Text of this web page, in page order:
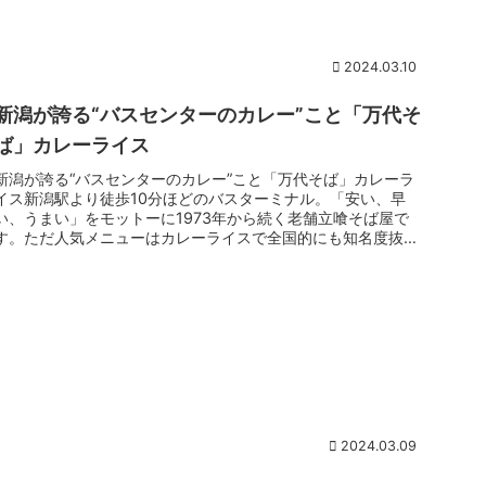
2024.03.10
潟が誇る“バスセンターのカレー”こと「万代そ
」カレーライス
潟が誇る“バスセンターのカレー”こと「万代そば」カレーラ
ス新潟駅より徒歩10分ほどのバスターミナル。「安い、早
、うまい」をモットーに1973年から続く老舗立喰そば屋で
。ただ人気メニューはカレーライスで全国的にも知名度抜群
2024.03.09